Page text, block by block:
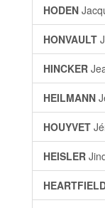
HODEN
HONVAULT
HINCKER
HEILMANN
HOUYVET
HEISLER